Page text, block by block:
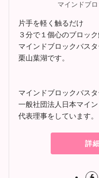
マインドブ
片手を軽く触るだけ
３分で１個心のブロッ
マインドブロックバスタ
栗山葉湖です。
マインドブロックバス
一般社団法人日本マイ
代表理事をしています。
詳